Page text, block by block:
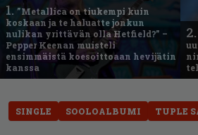
1. ”Metallica on tiukempi kuin
koskaan ja te haluatte jonkun
nulikan yrittävän olla Hetfield?” –
Pepper Keenan muisteli
ensimmäistä koesoittoaan hevijätin
kanssa
2.
SINGLE SOOLOALBUMI TUPLE